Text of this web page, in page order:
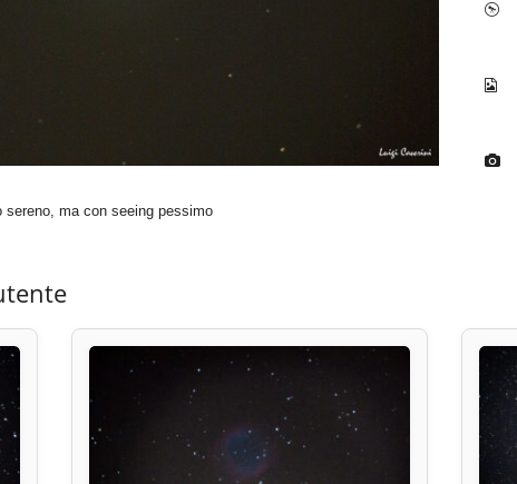
ma con seeing pessimo